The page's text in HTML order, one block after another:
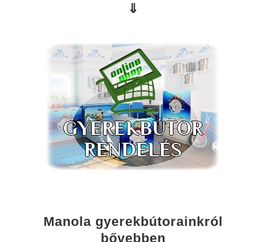
⇓
Manola gyerekbútorainkról
bővebben